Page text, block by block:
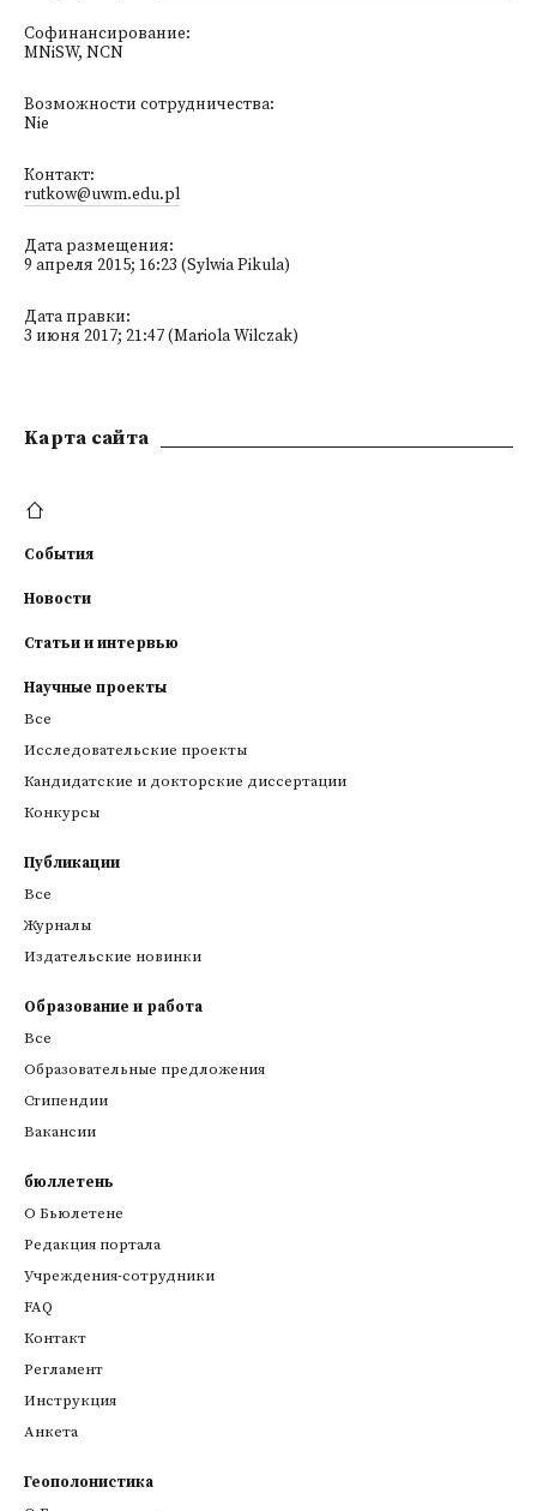
Софинансирование:
MNiSW, NCN
Возможности сотрудничества:
Nie
Контакт:
rutkow@uwm.edu.pl
Дата размещения:
9 апреля 2015; 16:23 (Sylwia Pikula)
Дата правки:
3 июня 2017; 21:47 (Mariola Wilczak)
Kарта сайта
События
Новости
Статьи и интервью
Научные проекты
Все
Исследовательские проекты
Кандидатские и докторские диссертации
Конкурсы
Публикации
Все
Журналы
Издательские новинки
Образование и работа
Все
Образовательные предложения
Стипендии
Вакансии
бюллетень
О Бьюлетене
Редакция портала
Учреждения-сотрудники
FAQ
Контакт
Регламент
Инструкция
Анкета
Геополонистика